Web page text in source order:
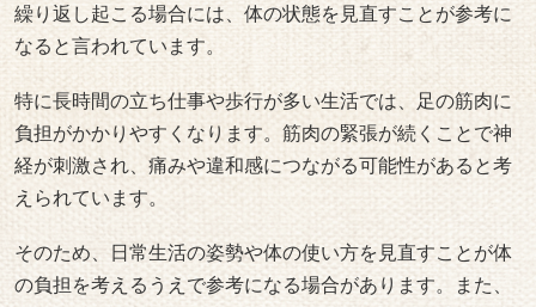
#足の痛み
#脚の違和感
#神経痛
#脚の症状
#足のチェック
メニュー